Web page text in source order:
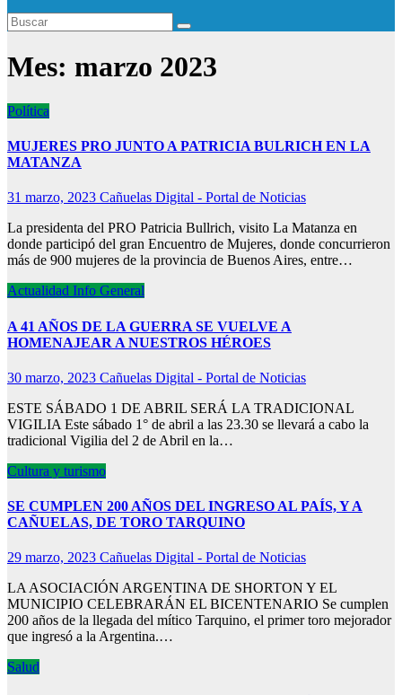
Mes: marzo 2023
Política
MUJERES PRO JUNTO A PATRICIA BULRICH EN LA
MATANZA
31 marzo, 2023 Cañuelas Digital - Portal de Noticias
La presidenta del PRO Patricia Bullrich, visito La Matanza en
donde participó del gran Encuentro de Mujeres, donde concurrieron
más de 900 mujeres de la provincia de Buenos Aires, entre…
Actualidad Info General
A 41 AÑOS DE LA GUERRA SE VUELVE A
HOMENAJEAR A NUESTROS HÉROES
30 marzo, 2023 Cañuelas Digital - Portal de Noticias
ESTE SÁBADO 1 DE ABRIL SERÁ LA TRADICIONAL
VIGILIA Este sábado 1° de abril a las 23.30 se llevará a cabo la
tradicional Vigilia del 2 de Abril en la…
Cultura y turismo
SE CUMPLEN 200 AÑOS DEL INGRESO AL PAÍS, Y A
CAÑUELAS, DE TORO TARQUINO
29 marzo, 2023 Cañuelas Digital - Portal de Noticias
LA ASOCIACIÓN ARGENTINA DE SHORTON Y EL
MUNICIPIO CELEBRARÁN EL BICENTENARIO Se cumplen
200 años de la llegada del mítico Tarquino, el primer toro mejorador
que ingresó a la Argentina.…
Salud